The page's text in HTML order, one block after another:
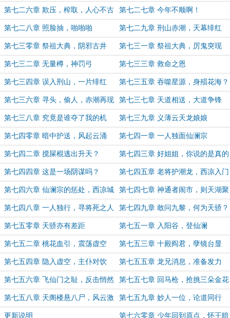
第七二六章 欺压，榨取，人心不古 第七二七章 今年不顺啊！
第七二八章 照脸抽，啪啪啪 第七二九章 刑山赤潮，天幕绯红
第七三零章 祭祖大典，阴邪古井 第七三一章 祭祖大典，厉鬼突现
第七三二章 无量樽，神罚弓 第七三三章 救命之恩
第七三四章 误入刑山，一片绯红 第七三五章 吞噬星源，身殒花海？
第七三六章 寻头，偷人，赤潮再现 第七三七章 天道相送，大道争锋
第七三八章 究竟是谁夺了我的机
缘？
第七三九章 义薄云天龙娘娘
第七四零章 暗中护送，风起云涌 第七四一章 一人独面仙澜宗
第七四二章 搅屎棍逃出升天？ 第七四三章 好姐姐，你说的是真的
吗？
第七四四章 这是一场阴谋吗？ 第七四五章 老将护潮龙，西凉入门
难
第七四六章 仙澜宗的惩处，西凉城
的业府
第七四七章 神通者闹市，则天湖聚
首
第七四八章 一人独行，寻将死之人 第七四九章 敢问九黎，何为天骄？
第七五零章 天骄亦有差距 第七五一章 入阳谷，登仙澜
第七五二章 桃花血引，震荡虚空 第七五三章 十殿阎君，孽镜台显
第七五四章 隐入虚空，主仆对饮 第七五五章 龙兄消息，准备发力
第七五六章 飞仙门之耻，反击悄然
而至
第七五七章 回马枪，抢挑三朵金花
第七五八章 天阁楼悬八尸，风云激
荡
第七五九章 妙人一位，论道同行
更新说明 第七六零章 少年回到原点，怀王暗